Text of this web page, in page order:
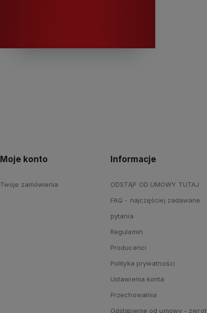
Moje konto
Twoje zamówienia
Informacje
ODSTĄP OD UMOWY TUTAJ
FAQ - najczęściej zadawane
pytania
Regulamin
Producenci
Polityka prywatności
Ustawienia konta
Przechowalnia
Odstąpienie od umowy - zwrot